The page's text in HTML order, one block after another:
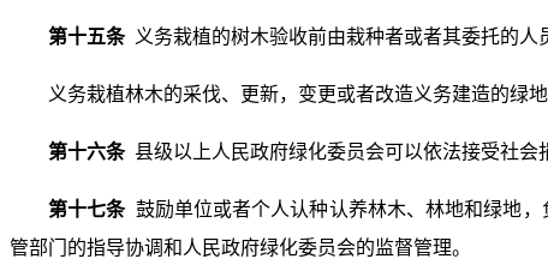
第十五条 义务栽植的树木验收前由栽种者或者其委托的
义务栽植林木的采伐、更新，变更或者改造义务建造的绿
第十六条 县级以上人民政府绿化委员会可以依法接受社会
第十七条 鼓励单位或者个人认种认养林木、林地和绿地
管部门的指导协调和人民政府绿化委员会的监督管理。